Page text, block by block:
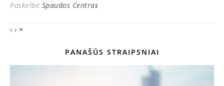
Paskelbė Spaudos Centras
‹ › ×
PANAŠŪS STRAIPSNIAI